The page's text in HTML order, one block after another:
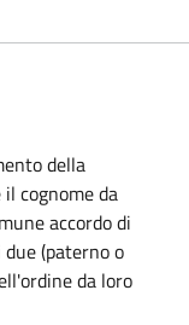
della
cognome da
accordo di
(paterno o
da loro